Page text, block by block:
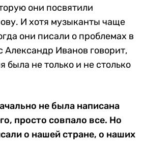
они посвятили
И хотя музыканты чаще
они писали о проблемах в
Александр Иванов говорит,
была не только и не столько
не была написана
просто совпало все. Но
о нашей стране, о наших